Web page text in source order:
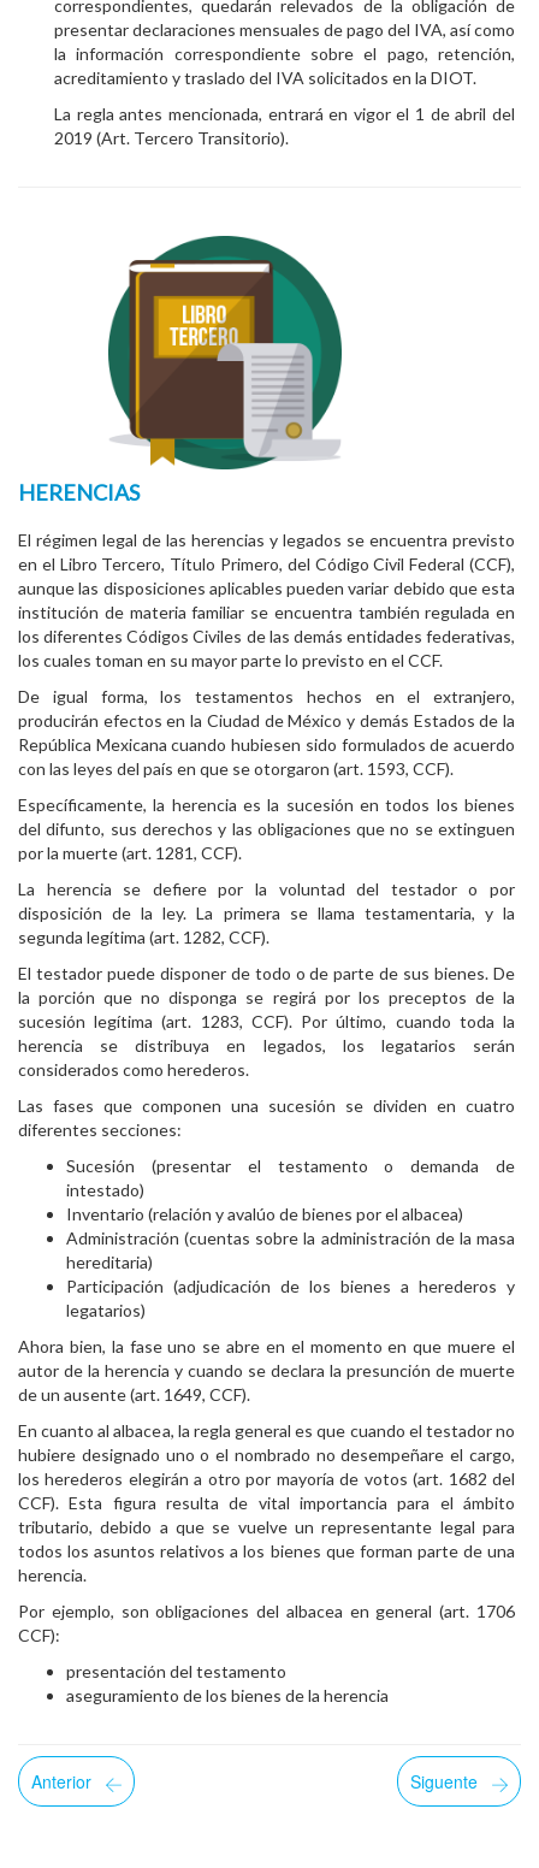
correspondientes, quedarán relevados de la obligación de
presentar declaraciones mensuales de pago del IVA, así como
la información correspondiente sobre el pago, retención,
acreditamiento y traslado del IVA solicitados en la DIOT.
La regla antes mencionada, entrará en vigor el 1 de abril del
2019 (Art. Tercero Transitorio).
HERENCIAS
El régimen legal de las herencias y legados se encuentra previsto
en el Libro Tercero, Título Primero, del Código Civil Federal (CCF),
aunque las disposiciones aplicables pueden variar debido que esta
institución de materia familiar se encuentra también regulada en
los diferentes Códigos Civiles de las demás entidades federativas,
los cuales toman en su mayor parte lo previsto en el CCF.
De igual forma, los testamentos hechos en el extranjero,
producirán efectos en la Ciudad de México y demás Estados de la
República Mexicana cuando hubiesen sido formulados de acuerdo
con las leyes del país en que se otorgaron (art. 1593, CCF).
Específicamente, la herencia es la sucesión en todos los bienes
del difunto, sus derechos y las obligaciones que no se extinguen
por la muerte (art. 1281, CCF).
La herencia se defiere por la voluntad del testador o por
disposición de la ley. La primera se llama testamentaria, y la
segunda legítima (art. 1282, CCF).
El testador puede disponer de todo o de parte de sus bienes. De
la porción que no disponga se regirá por los preceptos de la
sucesión legítima (art. 1283, CCF). Por último, cuando toda la
herencia se distribuya en legados, los legatarios serán
considerados como herederos.
Las fases que componen una sucesión se dividen en cuatro
diferentes secciones:
Sucesión (presentar el testamento o demanda de
intestado)
Inventario (relación y avalúo de bienes por el albacea)
Administración (cuentas sobre la administración de la masa
hereditaria)
Participación (adjudicación de los bienes a herederos y
legatarios)
Ahora bien, la fase uno se abre en el momento en que muere el
autor de la herencia y cuando se declara la presunción de muerte
de un ausente (art. 1649, CCF).
En cuanto al albacea, la regla general es que cuando el testador no
hubiere designado uno o el nombrado no desempeñare el cargo,
los herederos elegirán a otro por mayoría de votos (art. 1682 del
CCF). Esta figura resulta de vital importancia para el ámbito
tributario, debido a que se vuelve un representante legal para
todos los asuntos relativos a los bienes que forman parte de una
herencia.
Por ejemplo, son obligaciones del albacea en general (art. 1706
CCF):
presentación del testamento
aseguramiento de los bienes de la herencia
Anterior Siguente